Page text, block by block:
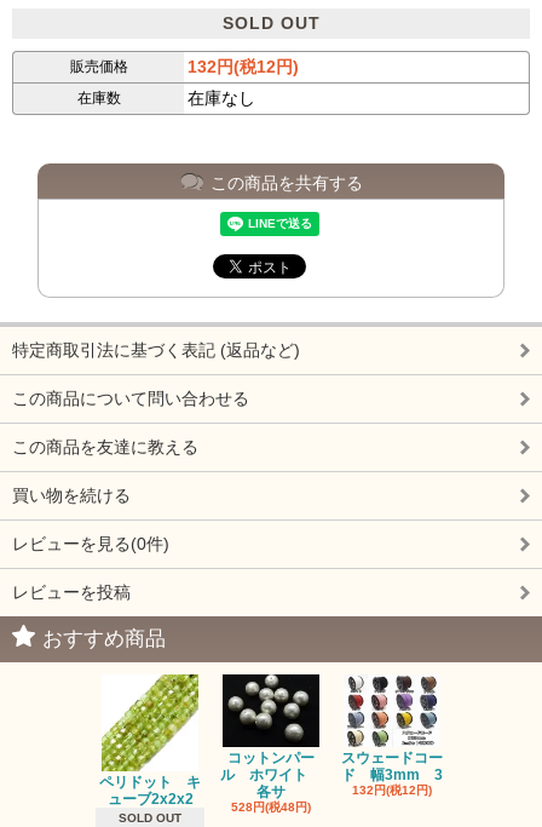
SOLD OUT
販売価格 132円(税12円)
在庫数 在庫なし
この商品を共有する
特定商取引法に基づく表記 (返品など)
この商品について問い合わせる
この商品を友達に教える
買い物を続ける
レビューを見る(0件)
レビューを投稿
おすすめ商品
ペリドット キ
ューブ2x2x2
SOLD OUT
コットンパー
ル ホワイト
各サ
528円(税48円)
スウェードコー
ド 幅3mm 3
132円(税12円)